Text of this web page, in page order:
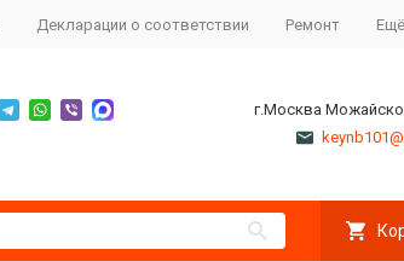
Декларации о соответствии Ремонт Ещё
г.Москва